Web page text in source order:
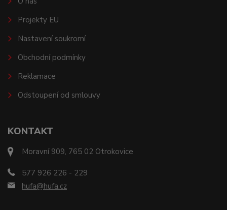
KONTAKT
Moravní 909, 765 02 Otrokovice
577 926 226 - 229
hufa@hufa.cz
Projekty EU
Nastavení soukromí
Obchodní podmínky
Reklamace
Odstoupení od smlouvy